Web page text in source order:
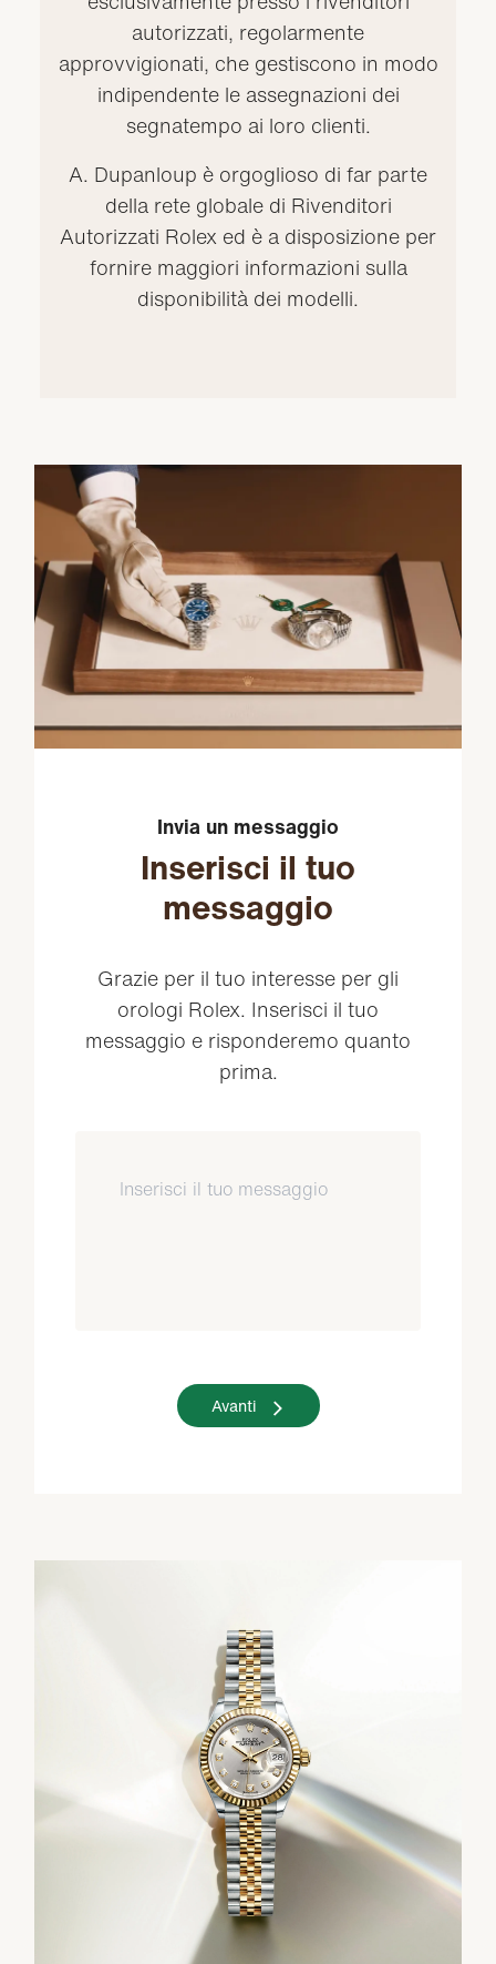
autorizzati, regolarmente
approvvigionati, che gestiscono in modo
indipendente le assegnazioni dei
segnatempo ai loro clienti.
A. Dupanloup è orgoglioso di far parte
della rete globale di Rivenditori
Autorizzati Rolex ed è a disposizione per
fornire maggiori informazioni sulla
disponibilità dei modelli.
Invia un messaggio
Inserisci il tuo
messaggio
Grazie per il tuo interesse per gli
orologi Rolex. Inserisci il tuo
messaggio e risponderemo quanto
prima.
Avanti